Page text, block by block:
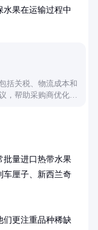
水果在运输过程中
括关税、物流成本和
，帮助采购商优化供
批量进口热带水果
车厘子、新西兰奇
们更注重品种稀缺